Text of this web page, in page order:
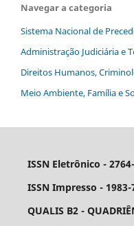
Navegar a categoria
Sistema Nacional de
Administração Judiciária e
Direitos Humanos,
Meio Ambiente, Família e
ISSN Eletrônico -
ISSN Impresso -
QUALIS B2 -